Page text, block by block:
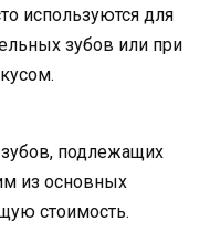
используются для
зубов или при
подлежащих
из основных
стоимость.